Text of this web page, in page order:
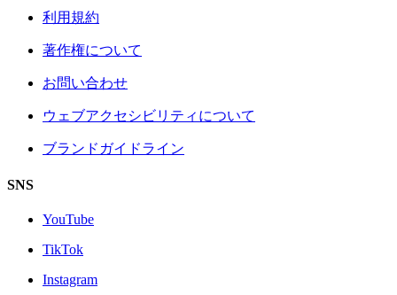
利用規約
著作権について
お問い合わせ
ウェブアクセシビリティについて
ブランドガイドライン
SNS
YouTube
TikTok
Instagram